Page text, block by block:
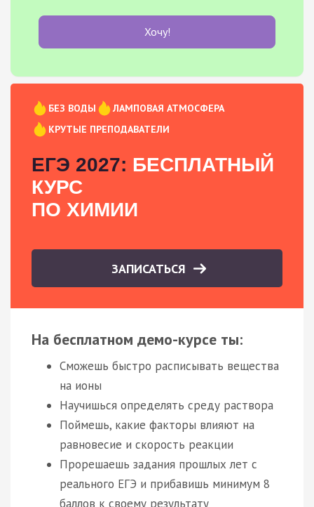
Хочу!
БЕЗ ВОДЫ
ЛАМПОВАЯ АТМОСФЕРА
КРУТЫЕ ПРЕПОДАВАТЕЛИ
ЕГЭ 2027: БЕСПЛАТНЫЙ
КУРС
ПО ХИМИИ
ЗАПИСАТЬСЯ
На бесплатном демо-курсе ты:
Сможешь быстро расписывать вещества
на ионы
Научишься определять среду раствора
Поймешь, какие факторы влияют на
равновесие и скорость реакции
Прорешаешь задания прошлых лет с
реального ЕГЭ и прибавишь минимум 8
баллов к своему результату